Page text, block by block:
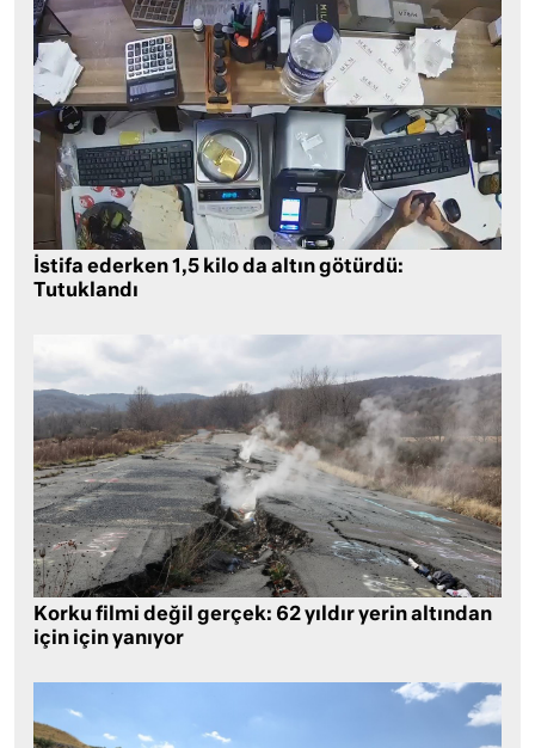
İstifa ederken 1,5 kilo da altın götürdü:
Tutuklandı
Korku filmi değil gerçek: 62 yıldır yerin altından
için için yanıyor